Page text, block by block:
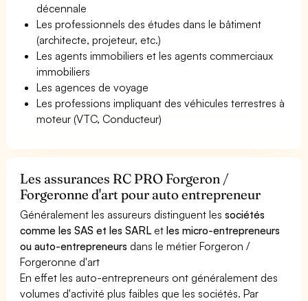
décennale
Les professionnels des études dans le bâtiment
(architecte, projeteur, etc.)
Les agents immobiliers et les agents commerciaux
immobiliers
Les agences de voyage
Les professions impliquant des véhicules terrestres à
moteur (VTC, Conducteur)
Les assurances RC PRO Forgeron /
Forgeronne d'art pour auto entrepreneur
Généralement les assureurs distinguent lessociétés
comme les SAS et les SARL etles micro-entrepreneurs
ou auto-entrepreneurs dans le métier Forgeron /
Forgeronne d'art
En effet les auto-entrepreneurs ont généralement des
volumes d'activité plus faibles que les sociétés. Par